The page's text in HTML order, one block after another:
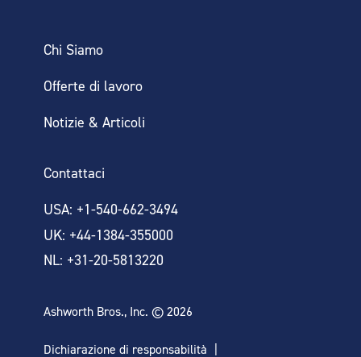
Chi Siamo
Offerte di lavoro
Notizie & Articoli
Contattaci
USA: +1-540-662-3494
UK: +44-1384-355000
NL: +31-20-5813220
Ashworth Bros., Inc. © 2026
Dichiarazione di responsabilità